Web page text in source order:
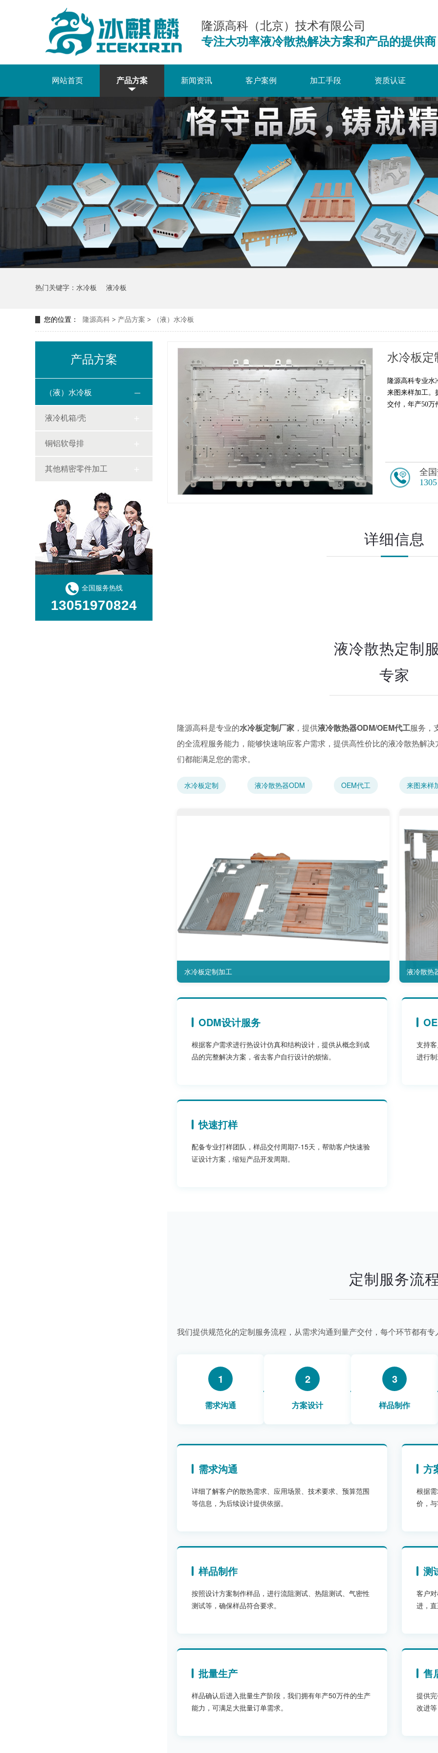
隆源高科（北京）技术有限公司
专注大功率液冷散热解决方案和产品的提供商
网站首页 产品方案 新闻资讯 客户案例 加工手段 资质认证
热门关键字： 水冷板 液冷板
您的位置： 隆源高科 > 产品方案 > （液）水冷板
产品方案
（液）水冷板
液冷机箱/壳
铜铝软母排
其他精密零件加工
全国服务热线
13051970824
5/9
隆源高科专业水
来图来样加工。
交付，年产50万
全
详细信息
液冷散热定制
专家
隆源高科是专业的水冷板定制厂家 ，提供液冷散热器ODM/OEM代工服务，
的全流程服务能力，能够快速响应客户需求，提供高性价比的液冷散热解
们都能满足您的需求。
水冷板定制 液冷散热器ODM OEM代工 来图来样
水冷板定制加工 液冷散热
ODM设计服务
根据客户需求进行热设计仿真和结构设计，提供从概念到成
品的完整解决方案，省去客户自行设计的烦恼。
支持
进行
快速打样
配备专业打样团队，样品交付周期7-15天，帮助客户快速验
证设计方案，缩短产品开发周期。
定制服务流
我们提供规范化的定制服务流程，从需求沟通到量产交付，每个环节都有
1
需求沟通
2
方案设计
3
样品制作
需求沟通
详细了解客户的散热需求、应用场景、技术要求、预算范围
等信息，为后续设计提供依据。
方
根据
价，
样品制作
按照设计方案制作样品，进行流阻测试、热阻测试、气密性
测试等，确保样品符合要求。
测
客户
进，
批量生产
样品确认后进入批量生产阶段，我们拥有年产50万件的生产
能力，可满足大批量订单需求。
售
提供
改进